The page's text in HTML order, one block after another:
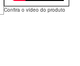
Confira o vídeo do produto